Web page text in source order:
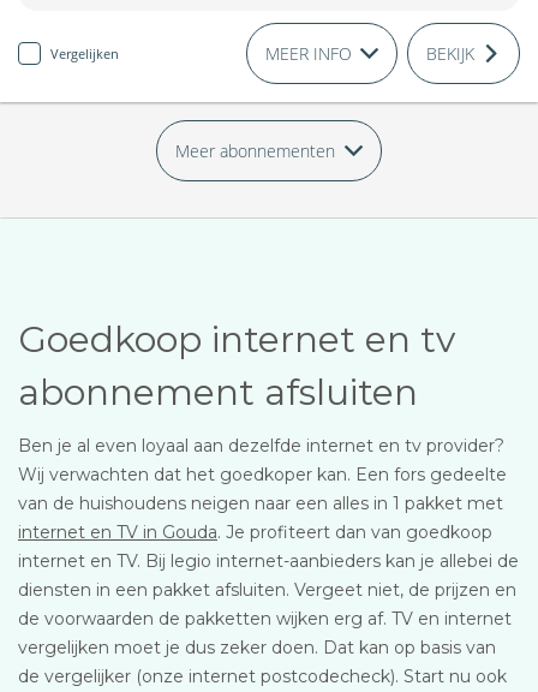
Vergelijken MEER INFO BEKIJK
Meer abonnementen
Goedkoop internet en tv
abonnement afsluiten
Ben je al even loyaal aan dezelfde internet en tv provider?
Wij verwachten dat het goedkoper kan. Een fors gedeelte
van de huishoudens neigen naar een alles in 1 pakket met
internet en TV in Gouda. Je profiteert dan van goedkoop
internet en TV. Bij legio internet-aanbieders kan je allebei de
diensten in een pakket afsluiten. Vergeet niet, de prijzen en
de voorwaarden de pakketten wijken erg af. TV en internet
vergelijken moet je dus zeker doen. Dat kan op basis van
de vergelijker (onze internet postcodecheck). Start nu ook